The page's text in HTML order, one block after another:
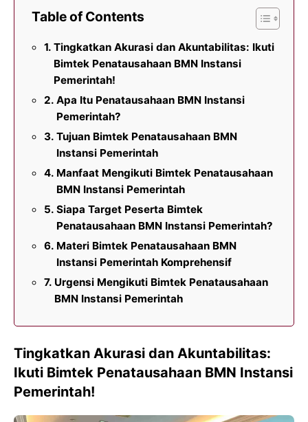
Table of Contents
Tingkatkan Akurasi dan Akuntabilitas: Ikuti
Bimtek Penatausahaan BMN Instansi
Pemerintah!
Apa Itu Penatausahaan BMN Instansi
Pemerintah?
Tujuan Bimtek Penatausahaan BMN
Instansi Pemerintah
Manfaat Mengikuti Bimtek Penatausahaan
BMN Instansi Pemerintah
Siapa Target Peserta Bimtek
Penatausahaan BMN Instansi Pemerintah?
Materi Bimtek Penatausahaan BMN
Instansi Pemerintah Komprehensif
Urgensi Mengikuti Bimtek Penatausahaan
BMN Instansi Pemerintah
Tingkatkan Akurasi dan Akuntabilitas:
Ikuti Bimtek Penatausahaan BMN Instansi
Pemerintah!